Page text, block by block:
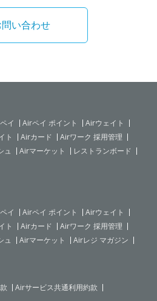
問い合わせ
イ Airペイ ポイント
Airウェイト
ト Airカード
Airワーク 採用管理
ュ Airマーケット
レストランボード
イ Airペイ ポイント
Airウェイト
ト Airカード
Airワーク 採用管理
ュ Airマーケット
Airレジ マガジン
Airサービス共通利用約款